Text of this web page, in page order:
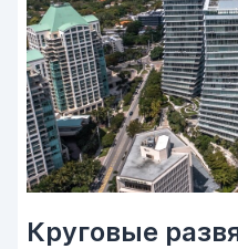
Круговые